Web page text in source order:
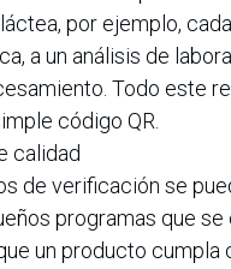
por ejemplo,
a un análisis de
Todo este
código QR.
calidad
de verificación se
programas que se
un producto cumpla